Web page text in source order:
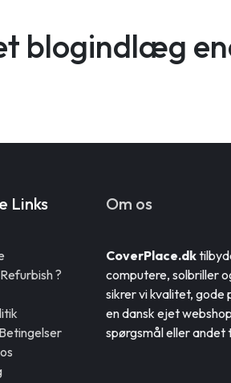
blogindlæg
Links
?
Om os
CoverPlace.dk
computere, solbriller
sikrer vi kvalitet, gode
en dansk ejet
spørgsmål eller andet